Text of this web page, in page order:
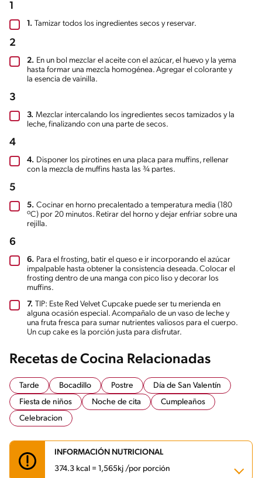
1
1. Tamizar todos los ingredientes secos y reservar.
2
2. En un bol mezclar el aceite con el azúcar, el huevo y la yema
hasta formar una mezcla homogénea. Agregar el colorante y
la esencia de vainilla.
3
3. Mezclar intercalando los ingredientes secos tamizados y la
leche, finalizando con una parte de secos.
4
4. Disponer los pirotines en una placa para muffins, rellenar
con la mezcla de muffins hasta las ¾ partes.
5
5. Cocinar en horno precalentado a temperatura media (180
ºC) por 20 minutos. Retirar del horno y dejar enfriar sobre una
rejilla.
6
6. Para el frosting, batir el queso e ir incorporando el azúcar
impalpable hasta obtener la consistencia deseada. Colocar el
frosting dentro de una manga con pico liso y decorar los
muffins.
7. TIP: Este Red Velvet Cupcake puede ser tu merienda en
alguna ocasión especial. Acompañalo de un vaso de leche y
una fruta fresca para sumar nutrientes valiosos para el cuerpo.
Un cup cake es la porción justa para disfrutar.
Recetas de Cocina Relacionadas
Tarde Bocadillo Postre
Día de San Valentín
Fiesta de niños
Noche de cita
Cumpleaños
Celebracion
INFORMACIÓN NUTRICIONAL
374.3 kcal = 1,565kj /por porción